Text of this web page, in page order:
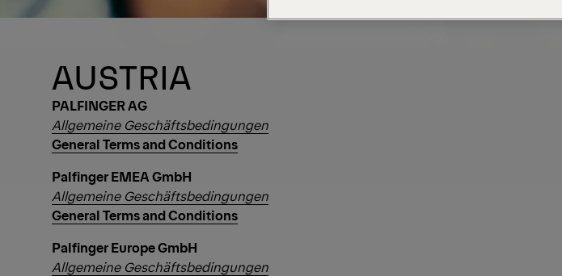
AUSTRIA
PALFINGER AG
Allgemeine Geschäftsbedingungen
General Terms and Conditions
Palfinger EMEA GmbH
Allgemeine Geschäftsbedingungen
General Terms and Conditions
Palfinger Europe GmbH
Allgemeine Geschäftsbedingungen